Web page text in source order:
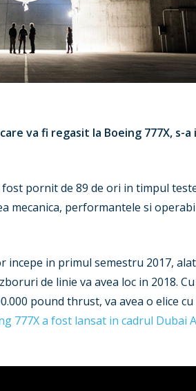
va fi regasit la Boeing 777X,
pornit de 89 de ori in timpul
performantele si
incepe in primul semestru 2017,
de linie va avea loc in 2018.
pound thrust, va avea o elice
777X a fost lansat in cadrul Dubai